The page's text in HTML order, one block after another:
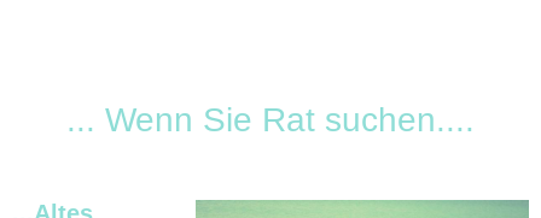
... Wenn Sie Rat suchen....